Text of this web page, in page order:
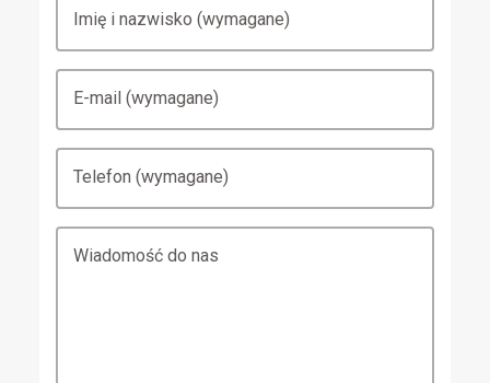
Imię i nazwisko (wymagane)
E-mail (wymagane)
Telefon (wymagane)
Wiadomość do nas